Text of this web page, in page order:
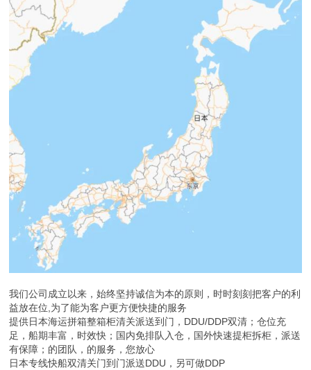
我们公司成立以来，始终坚持诚信为本的原则，时时刻刻把客户的利
益放在位,为了能为客户更方便快捷的服务
提供日本海运拼箱整箱柜清关派送到门，DDU/DDP双清；仓位充
足，船期丰富，时效快；国内免排队入仓，国外快速提柜拆柜，派送
有保障；的团队，的服务，您放心
日本专线快船双清关门到门派送DDU，另可做DDP